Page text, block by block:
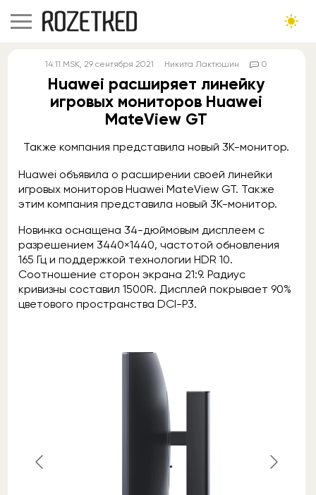
14:11 MSK, 29 сентября 2021 Никита Лактюшин 0
Huawei расширяет линейку
игровых мониторов Huawei
MateView GT
Также компания представила новый 3K-монитор.
Huawei объявила о расширении своей линейки
игровых мониторов Huawei MateView GT. Также
этим компания представила новый 3K-монитор.
Новинка оснащена 34-дюймовым дисплеем с
разрешением 3440×1440, частотой обновления
165 Гц и поддержкой технологии HDR 10.
Соотношение сторон экрана 21:9. Радиус
кривизны составил 1500R. Дисплей покрывает 90%
цветового пространства DCI-P3.